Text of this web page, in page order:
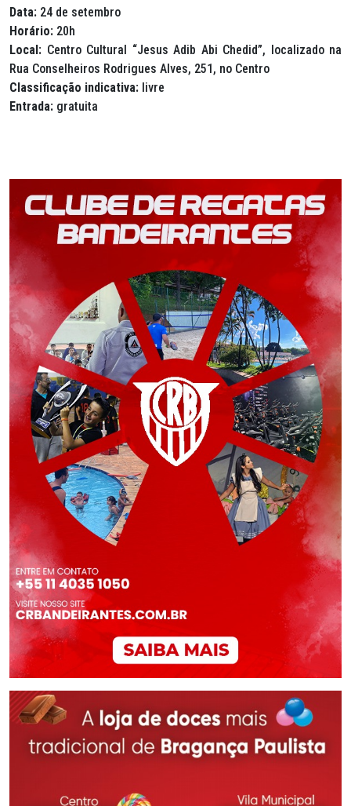
Data: 24 de setembro
Horário: 20h
Local: Centro Cultural “Jesus Adib Abi Chedid”, localizado na
Rua Conselheiros Rodrigues Alves, 251, no Centro
Classificação indicativa: livre
Entrada: gratuita